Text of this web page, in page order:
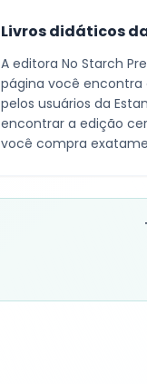
Livros didáticos
A editora No Starch
página você encontra
pelos usuários da
encontrar a edição
você compra